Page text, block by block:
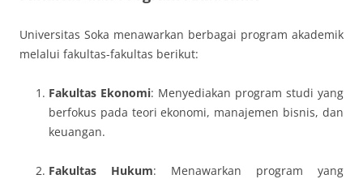
Universitas Soka menawarkan berbagai program akademik
melalui fakultas-fakultas berikut:
Fakultas Ekonomi: Menyediakan program studi yang
berfokus pada teori ekonomi, manajemen bisnis, dan
keuangan.
Fakultas Hukum: Menawarkan program yang